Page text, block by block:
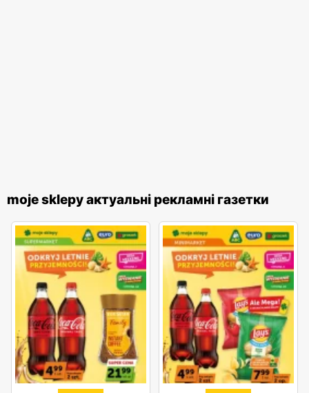
moje sklepy актуальні рекламні газетки